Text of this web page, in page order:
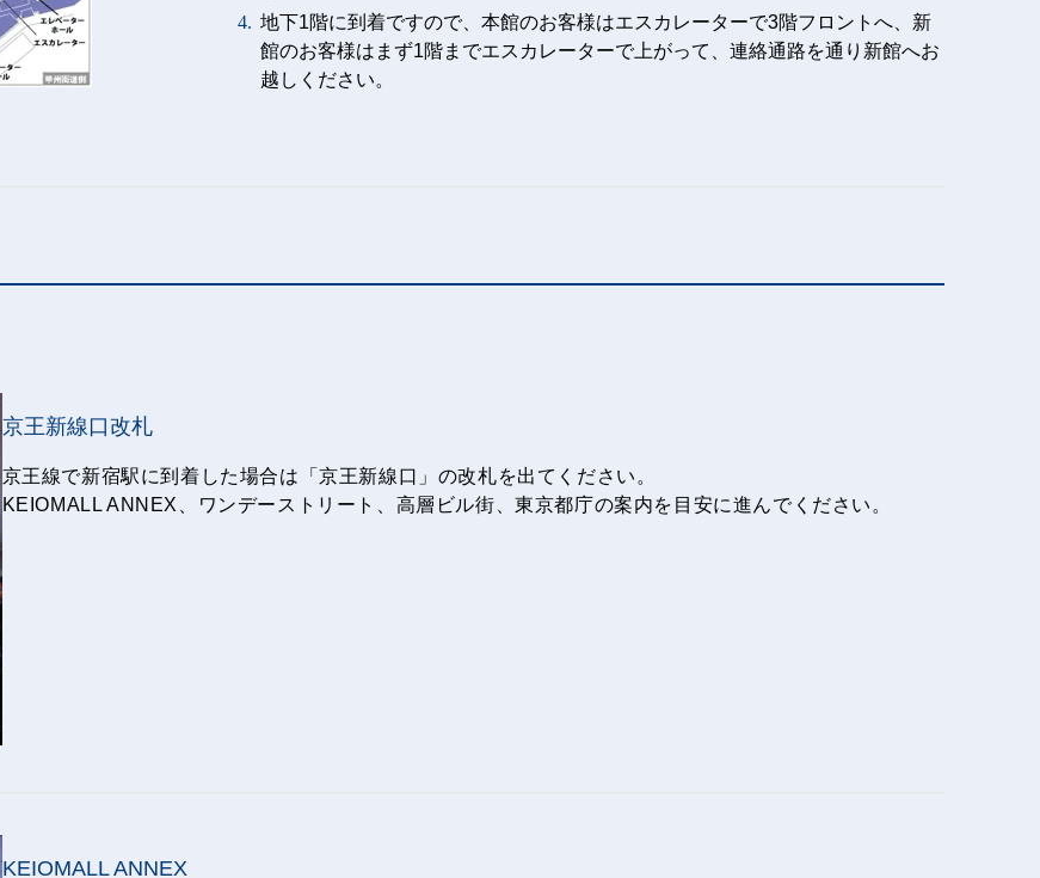
地下1階に到着ですので、本館のお客様はエスカレーターで3階フロントへ、新
館のお客様はまず1階までエスカレーターで上がって、連絡通路を通り新館へお
越しください。
京王新線口改札
京王線で新宿駅に到着した場合は「京王新線口」の改札を出てください。
KEIOMALL ANNEX、ワンデーストリート、高層ビル街、東京都庁の案内を目安に進んでください。
KEIOMALL ANNEX